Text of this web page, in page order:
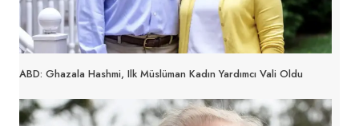
ABD: Ghazala Hashmi, Ilk Müslüman Kadın Yardımcı Vali Oldu